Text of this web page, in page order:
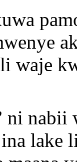
waje
ni nabii
lake